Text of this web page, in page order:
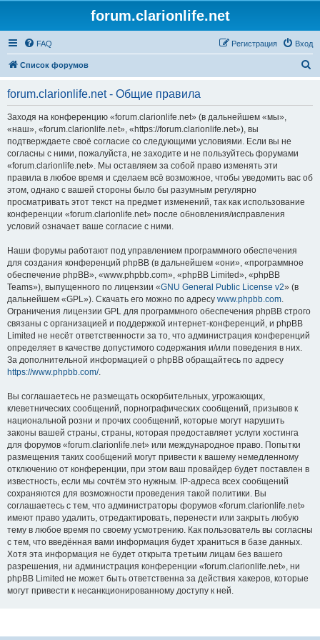
forum.clarionlife.net
FAQ Вход
Регистрация
Список форумов
forum.clarionlife.net - Общие правила
Заходя на конференцию «forum.clarionlife.net» (в дальнейшем «мы»,
«наш», «forum.clarionlife.net», «https://forum.clarionlife.net»), вы
подтверждаете своё согласие со следующими условиями. Если вы не
согласны с ними, пожалуйста, не заходите и не пользуйтесь форумами
«forum.clarionlife.net». Мы оставляем за собой право изменять эти
правила в любое время и сделаем всё возможное, чтобы уведомить вас об
этом, однако с вашей стороны было бы разумным регулярно
просматривать этот текст на предмет изменений, так как использование
конференции «forum.clarionlife.net» после обновления/исправления
условий означает ваше согласие с ними.
Наши форумы работают под управлением программного обеспечения
для создания конференций phpBB (в дальнейшем «они», «программное
обеспечение phpBB», «www.phpbb.com», «phpBB Limited», «phpBB
Teams»), выпущенного по лицензии «GNU General Public License v2» (в
дальнейшем «GPL»). Скачать его можно по адресу www.phpbb.com.
Ограничения лицензии GPL для программного обеспечения phpBB строго
связаны с организацией и поддержкой интернет-конференций, и phpBB
Limited не несёт ответственности за то, что администрация конференций
определяет в качестве допустимого содержания и/или поведения в них.
За дополнительной информацией о phpBB обращайтесь по адресу
https://www.phpbb.com/.
Вы соглашаетесь не размещать оскорбительных, угрожающих,
клеветнических сообщений, порнографических сообщений, призывов к
национальной розни и прочих сообщений, которые могут нарушить
законы вашей страны, страны, которая предоставляет услуги хостинга
для форумов «forum.clarionlife.net» или международное право. Попытки
размещения таких сообщений могут привести к вашему немедленному
отключению от конференции, при этом ваш провайдер будет поставлен в
известность, если мы сочтём это нужным. IP-адреса всех сообщений
сохраняются для возможности проведения такой политики. Вы
соглашаетесь с тем, что администраторы форумов «forum.clarionlife.net»
имеют право удалить, отредактировать, перенести или закрыть любую
тему в любое время по своему усмотрению. Как пользователь вы согласны
с тем, что введённая вами информация будет храниться в базе данных.
Хотя эта информация не будет открыта третьим лицам без вашего
разрешения, ни администрация конференции «forum.clarionlife.net», ни
phpBB Limited не может быть ответственна за действия хакеров, которые
могут привести к несанкционированному доступу к ней.